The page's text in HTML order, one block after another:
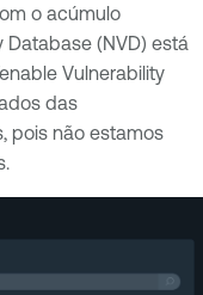
o acúmulo
(NVD) está
Vulnerability
das
pois não estamos